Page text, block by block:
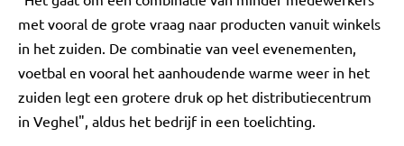
met vooral de grote vraag naar producten vanuit winkels
in het zuiden. De combinatie van veel evenementen,
voetbal en vooral het aanhoudende warme weer in het
zuiden legt een grotere druk op het distributiecentrum
in Veghel", aldus het bedrijf in een toelichting.